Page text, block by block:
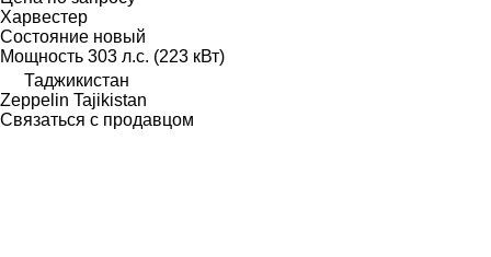
Харвестер
Состояние новый
Мощность 303 л.с. (223 кВт)
Таджикистан
Zeppelin Tajikistan
Связаться с продавцом